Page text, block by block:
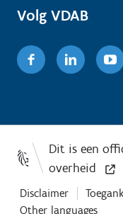
Volg VDAB
Facebook
Disclaimer
Other languages